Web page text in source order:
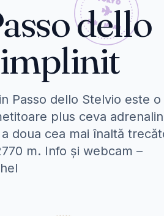
dello
implinit
Passo dello Stelvio este o
plus ceva
doua cea mai înaltă
m. Info și webcam –